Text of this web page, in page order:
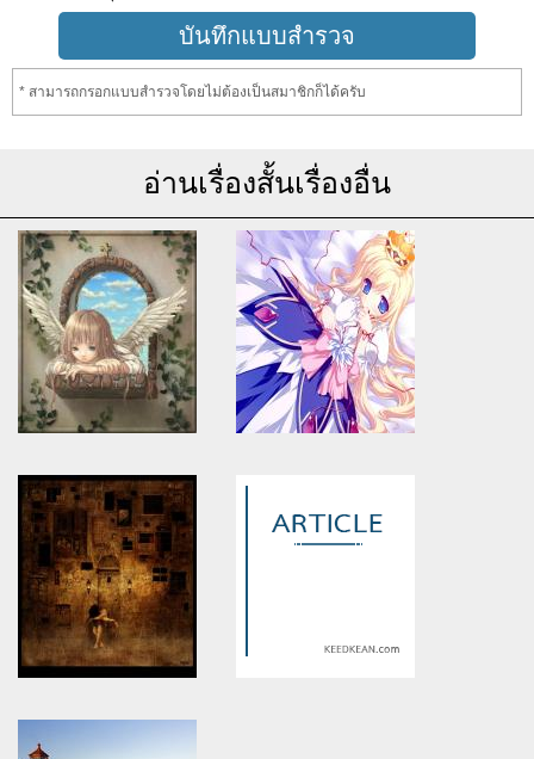
* สามารถกรอกแบบสำรวจโดยไม่ต้องเป็นสมาชิกก็ได้ครับ
อ่านเรื่องสั้นเรื่องอื่น
Warning: Use of undefined
constant article_topic -
assumed 'article_topic' (this
will throw an Error in a future
version of PHP) in
/home/keedkean/domains/keedkean.com/public_html/include/article/
on line 534
สะกิดรักทักหัวใจ
assumed 'article_topic' (this
will throw an Error in a future
Warning: Use of undefined
constant article_topic -